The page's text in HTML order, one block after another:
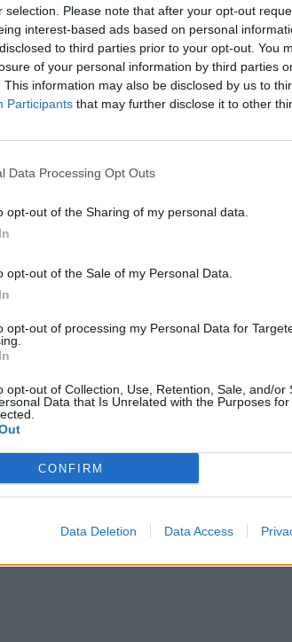
selection. Please note that after your opt-out
interest-based ads based on personal
to third parties prior to your opt-out. You
of your personal information by third parties
This information may also be disclosed by us to
Participants that may further disclose it to other
Data Processing Opt Outs
opt-out of the Sharing of my personal data.
opt-out of the Sale of my Personal Data.
opt-out of processing my Personal Data for
opt-out of Collection, Use, Retention, Sale, and/or
Data that Is Unrelated with the Purposes
CONFIRM
Data Deletion Data Access
hogy a PC Guru tartalmairól